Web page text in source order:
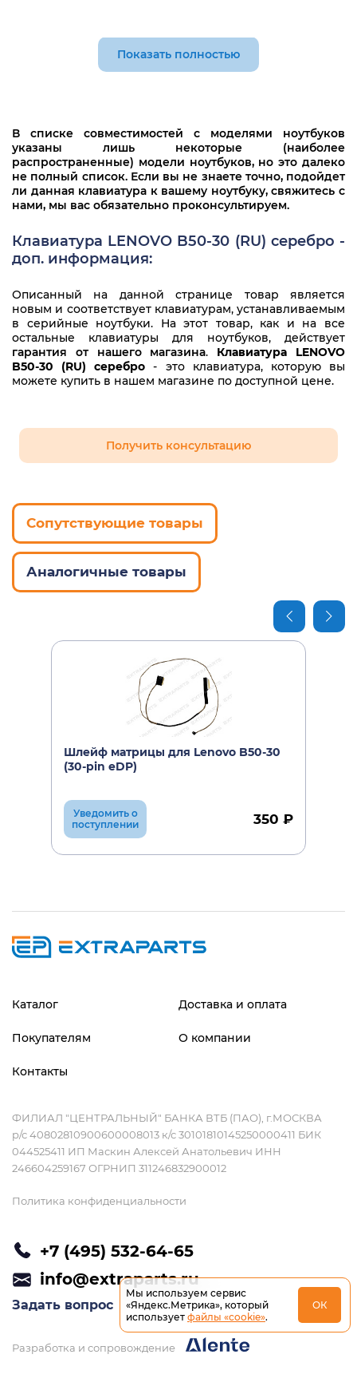
5N20K13309
9Z.NB4SN.00R
MP-13Q1
MP-13Q1
MP-13Q13US-686
PK130TH1A00
PK130TH1B05
PK130TH2A05
PK130TH3A00
T6G1-RU
V-136520US1-US
V211020AS1
Показать полностью
В списке совместимостей с моделями ноутбуков
указаны лишь некоторые (наиболее
распространенные) модели ноутбуков, но это далеко
не полный список. Если вы не знаете точно, подойдет
ли данная клавиатура к вашему ноутбуку, свяжитесь с
нами, мы вас обязательно проконсультируем.
Клавиатура LENOVO B50-30 (RU) серебро -
доп. информация:
Описанный на данной странице товар является
новым и соответствует клавиатурам, устанавливаемым
в серийные ноутбуки. На этот товар, как и на все
остальные клавиатуры для ноутбуков, действует
гарантия от нашего магазина. Клавиатура LENOVO
B50-30 (RU) серебро - это клавиатура, которую вы
можете купить в нашем магазине по доступной цене.
Получить консультацию
Сопутствующие товары
Аналогичные товары
Шлейф матрицы для Lenovo B50-30
(30-pin eDP)
Уведомить о
поступлении
350 ₽
Каталог Доставка и оплата
Покупателям О компании
Контакты
ФИЛИАЛ "ЦЕНТРАЛЬНЫЙ" БАНКА ВТБ (ПАО), г.МОСКВА
р/с 40802810900600008013 к/с 30101810145250000411 БИК
044525411 ИП Маскин Алексей Анатольевич ИНН
246604259167 ОГРНИП 311246832900012
Политика конфиденциальности
+7 (495) 532-64-65
info@extraparts.ru
Задать вопрос
Разработка и сопровождение
Мы используем сервис
«Яндекс.Метрика», который
использует файлы «cookie».
ОК